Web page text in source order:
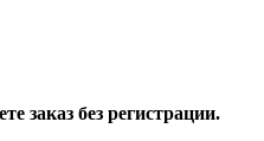
заказ без регистрации.